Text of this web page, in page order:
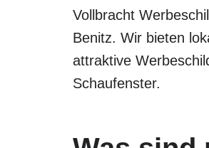
Vollbracht
Benitz. Wir bieten
attraktive
Schaufenster.